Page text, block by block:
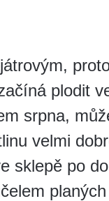
plodit
srpna,
velmi
sklepě po